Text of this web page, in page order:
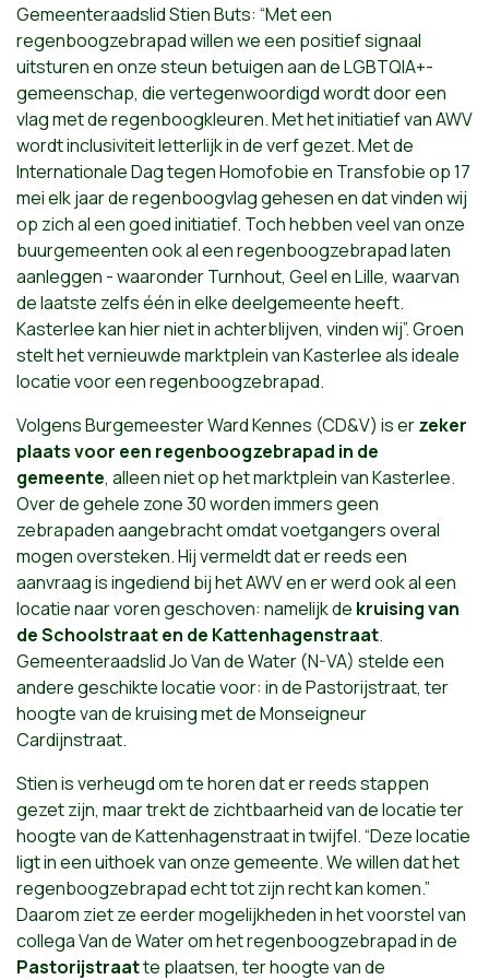
Gemeenteraadslid Stien Buts: “Met een
regenboogzebrapad willen we een positief signaal
uitsturen en onze steun betuigen aan de LGBTQIA+-
gemeenschap, die vertegenwoordigd wordt door een
vlag met de regenboogkleuren. Met het initiatief van AWV
wordt inclusiviteit letterlijk in de verf gezet. Met de
Internationale Dag tegen Homofobie en Transfobie op 17
mei elk jaar de regenboogvlag gehesen en dat vinden wij
op zich al een goed initiatief. Toch hebben veel van onze
buurgemeenten ook al een regenboogzebrapad laten
aanleggen - waaronder Turnhout, Geel en Lille, waarvan
de laatste zelfs één in elke deelgemeente heeft.
Kasterlee kan hier niet in achterblijven, vinden wij”. Groen
stelt het vernieuwde marktplein van Kasterlee als ideale
locatie voor een regenboogzebrapad.
Volgens Burgemeester Ward Kennes (CD&V) is erzeker
plaats voor een regenboogzebrapad in de
gemeente, alleen niet op het marktplein van Kasterlee.
Over de gehele zone 30 worden immers geen
zebrapaden aangebracht omdat voetgangers overal
mogen oversteken. Hij vermeldt dat er reeds een
aanvraag is ingediend bij het AWV en er werd ook al een
locatie naar voren geschoven: namelijk de kruising van
de Schoolstraat en de Kattenhagenstraat.
Gemeenteraadslid Jo Van de Water (N-VA) stelde een
andere geschikte locatie voor: in de Pastorijstraat, ter
hoogte van de kruising met de Monseigneur
Cardijnstraat.
Stien is verheugd om te horen dat er reeds stappen
gezet zijn, maar trekt de zichtbaarheid van de locatie ter
hoogte van de Kattenhagenstraat in twijfel. “Deze locatie
ligt in een uithoek van onze gemeente. We willen dat het
regenboogzebrapad echt tot zijn recht kan komen.”
Daarom ziet ze eerder mogelijkheden in het voorstel van
collega Van de Water om het regenboogzebrapad in de
Pastorijstraatte plaatsen, ter hoogte van de